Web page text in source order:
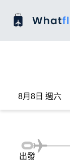
8月8日 週六
出發